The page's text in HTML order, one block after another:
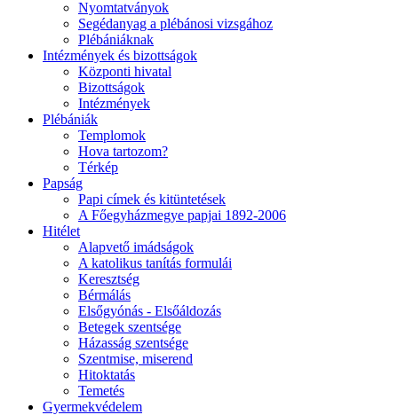
Nyomtatványok
Segédanyag a plébánosi vizsgához
Plébániáknak
Intézmények és bizottságok
Központi hivatal
Bizottságok
Intézmények
Plébániák
Templomok
Hova tartozom?
Térkép
Papság
Papi címek és kitüntetések
A Főegyházmegye papjai 1892-2006
Hitélet
Alapvető imádságok
A katolikus tanítás formulái
Keresztség
Bérmálás
Elsőgyónás - Elsőáldozás
Betegek szentsége
Házasság szentsége
Szentmise, miserend
Hitoktatás
Temetés
Gyermekvédelem